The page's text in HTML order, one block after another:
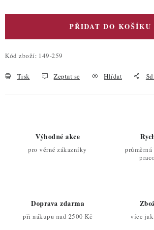
PŘIDAT DO KOŠÍKU
Kód zboží: 149-259
Tisk Zeptat se Hlídat
Výhodné akce
pro věrné zákazníky
Doprava zdarma
při nákupu nad 2500 Kč více